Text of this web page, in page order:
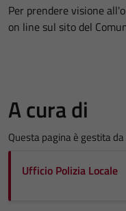
Per prendere visione
on line sul sito del
A cura di
Questa pagina è gestita da
Ufficio Polizia Locale